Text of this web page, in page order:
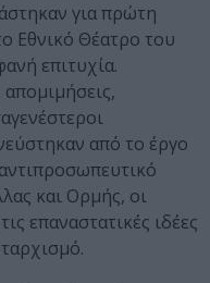
για πρώτη
Εθνικό Θέατρο του
επιτυχία.
από το έργο
και Ορμής, οι
επαναστατικές ιδέες